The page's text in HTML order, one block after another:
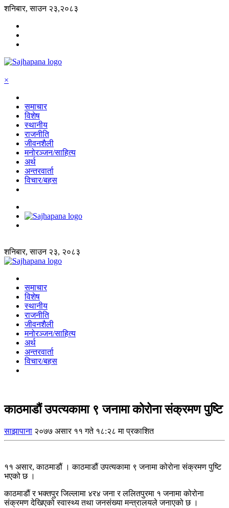
शनिबार, साउन २३,२०८३
×
समाचार
विशेष
स्थानीय
राजनीति
जीवनशैली
मनोरञ्जन/साहित्य
अर्थ
अन्तरवार्ता
विचार/बहस
शनिबार, साउन २३, २०८३
समाचार
विशेष
स्थानीय
राजनीति
जीवनशैली
मनोरञ्जन/साहित्य
अर्थ
अन्तरवार्ता
विचार/बहस
काठमाडौं उपत्यकामा ९ जनामा कोरोना संक्रमण पुष्टि
साझापाना २०७७ असार ११ गते १८:२८ मा प्रकाशित
११ असार, काठमाडौं । काठमाडौं उपत्यकामा ९ जनामा कोरोना संक्रमण पुष्टि
भएको छ ।
काठमाडौं र भक्तपुर जिल्लामा ४र४ जना र ललितपुरमा १ जनामा कोरोना
संक्रमण देखिएको स्वास्थ्य तथा जनसंख्या मन्त्रालयले जनाएको छ ।